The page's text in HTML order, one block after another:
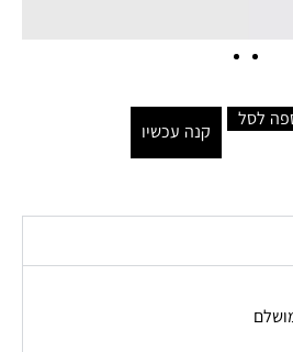
לסל
קנה עכשיו